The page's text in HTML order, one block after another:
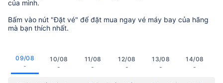
của mình.
Bấm vào nút "Đặt vé" để đặt mua ngay vé máy bay của hãng
mà bạn thích nhất.
09/08
-
10/08
-
11/08
-
12/08
-
13/08
-
14/08
-